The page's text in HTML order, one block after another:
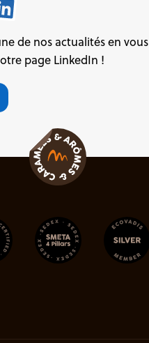
de nos actualités en vous
page LinkedIn !